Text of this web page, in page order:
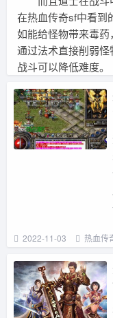
在热血传奇sf中看到
如能给怪物带来毒
通过法术直接削弱
战斗可以降低难度。
2022-11-03 热血传